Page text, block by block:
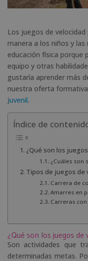
Los juegos de
manera a los niños y
educación física porque
equipo y otras
gustaría aprender más
nuestra oferta
juvenil.
Índice de
¿Qué son los
¿Cuáles son
Tipos de juegos de
Carrera de
Amarres en
Carreras
¿Qué son los juegos de
Son actividades que
determinadas metas.